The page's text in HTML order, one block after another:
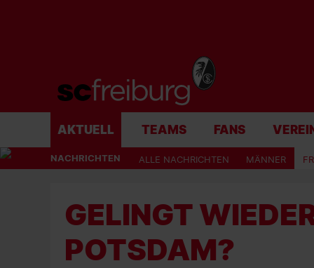
AKTUELL TEAMS FANS VEREIN
NACHRICHTEN ALLE NACHRICHTEN MÄNNER
GELINGT
POTSDAM?